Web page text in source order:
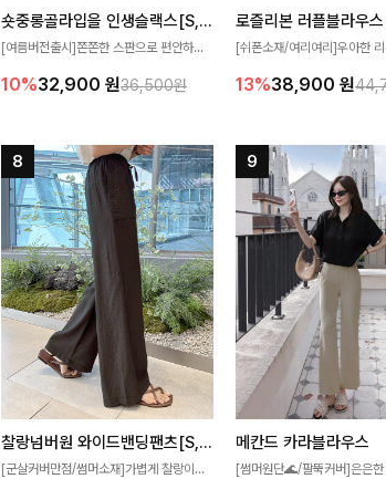
숏중롱골라입을 인생슬랙스[S,M,L,XL사이즈]
[여름버전출시]쫀쫀한 스판으로 편안하게
숏·기본·롱 기장과 와이드·부츠컷 핏까지 취
10%32,900 원36,500원
로즐리본 러플블라우스
[쉬폰소재/여리여리]우아한
분위기를 더해주는 블라우스
좋아요
13%38,900 원
찰랑넘버원 와이드밴딩팬츠[S,M,L사이즈]
[군살커버만점/썸머소재]가볍게 찰랑이는
메칸드 카라블라우스
[썸머원단🌊/팔뚝커버]은은